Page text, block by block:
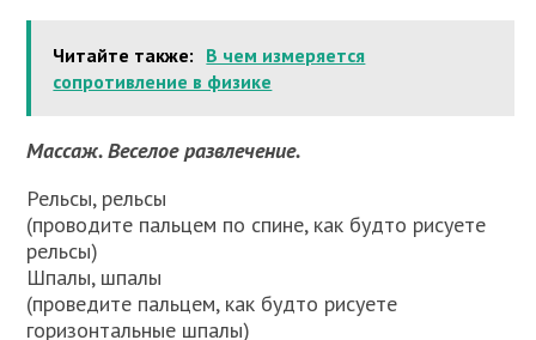
Читайте также: В чем измеряется
сопротивление в физике
Массаж. Веселое развлечение.
Рельсы, рельсы
(проводите пальцем по спине, как будто рисуете
рельсы)
Шпалы, шпалы
(проведите пальцем, как будто рисуете
горизонтальные шпалы)